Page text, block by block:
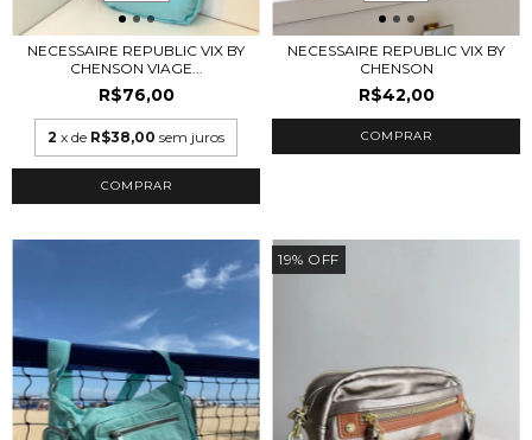
NECESSAIRE REPUBLIC VIX BY
CHENSON VIAGE...
R$76,00
2 x de R$38,00 sem juros
COMPRAR
NECESSAIRE REPUBLIC VIX BY
CHENSON
R$42,00
COMPRAR
19% OFF